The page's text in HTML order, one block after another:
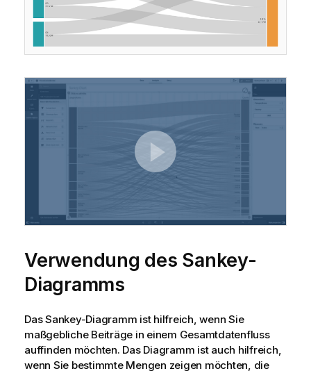
Verwendung des Sankey-
Diagramms
Das Sankey-Diagramm ist hilfreich, wenn Sie
maßgebliche Beiträge in einem Gesamtdatenfluss
auffinden möchten. Das Diagramm ist auch hilfreich,
wenn Sie bestimmte Mengen zeigen möchten, die